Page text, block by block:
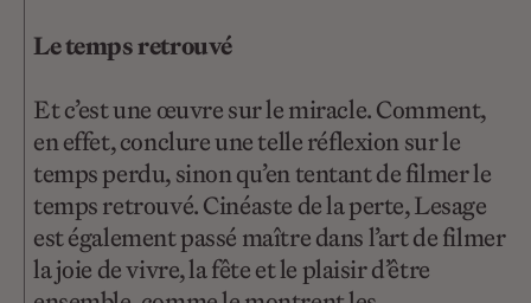
Le temps retrouvé
Et c’est une œuvre sur le miracle. Comment,
en effet, conclure une telle réflexion sur le
temps perdu, sinon qu’en tentant de filmer le
temps retrouvé. Cinéaste de la perte, Lesage
est également passé maître dans l’art de filmer
la joie de vivre, la fête et le plaisir d’être